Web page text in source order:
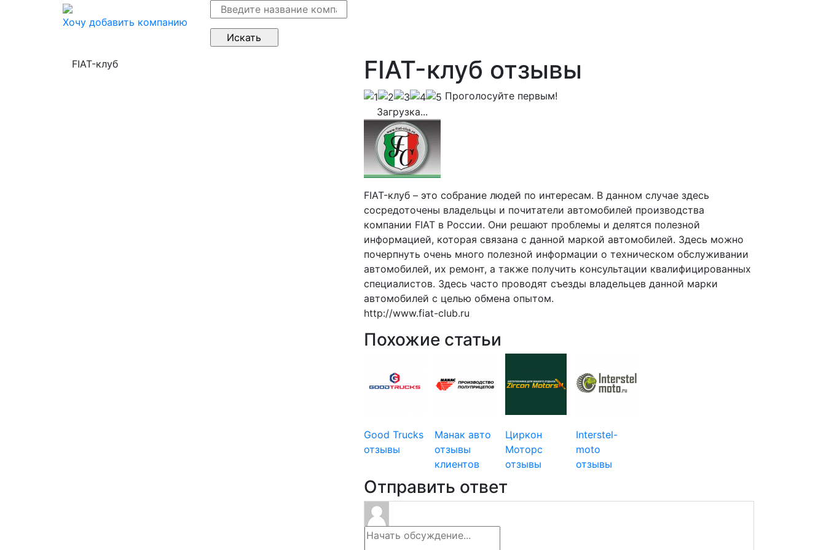
Хочу добавить компанию
FIAT-клуб FIAT-клуб отзывы
Проголосуйте первым!
Загрузка...
FIAT-клуб – это собрание людей по интересам. В данном случае здесь
сосредоточены владельцы и почитатели автомобилей производства
компании FIAT в России. Они решают проблемы и делятся полезной
информацией, которая связана с данной маркой автомобилей. Здесь можно
почерпнуть очень много полезной информации о техническом обслуживании
автомобилей, их ремонт, а также получить консультации квалифицированных
специалистов. Здесь часто проводят съезды владельцев данной марки
автомобилей с целью обмена опытом.
http://www.fiat-club.ru
Похожие статьи
Good Trucks
отзывы
Манак авто
отзывы
клиентов
Циркон
Моторс
отзывы
Interstel-
moto
отзывы
Отправить ответ